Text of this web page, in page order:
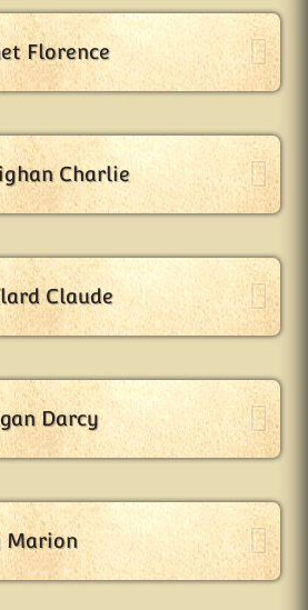
Florence
Charlie
Claude
Darcy
Marion